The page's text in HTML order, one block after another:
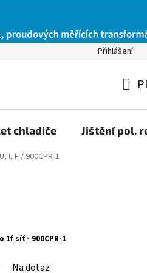
Přihlášení
chladiče Jištění pol.
I, F/ 900CPR-1
síť - 900CPR-1
Na dotaz